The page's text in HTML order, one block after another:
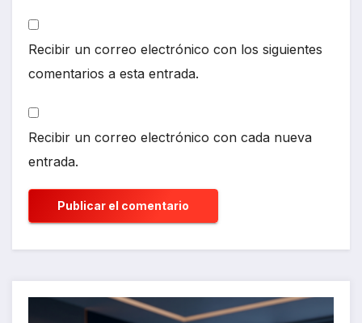
Recibir un correo electrónico con los siguientes
comentarios a esta entrada.
Recibir un correo electrónico con cada nueva
entrada.